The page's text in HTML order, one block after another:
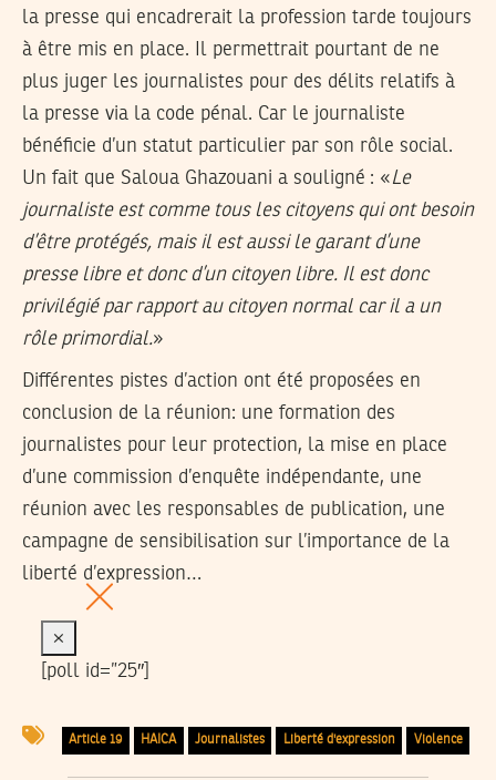
la presse qui encadrerait la profession tarde toujours
à être mis en place. Il permettrait pourtant de ne
plus juger les journalistes pour des délits relatifs à
la presse via la code pénal. Car le journaliste
bénéficie d’un statut particulier par son rôle social.
Un fait que Saloua Ghazouani a souligné : «Le
journaliste est comme tous les citoyens qui ont besoin
d’être protégés, mais il est aussi le garant d’une
presse libre et donc d’un citoyen libre. Il est donc
privilégié par rapport au citoyen normal car il a un
rôle primordial.»
Différentes pistes d’action ont été proposées en
conclusion de la réunion: une formation des
journalistes pour leur protection, la mise en place
d’une commission d’enquête indépendante, une
réunion avec les responsables de publication, une
campagne de sensibilisation sur l’importance de la
liberté d’expression…
×
[poll id=”25″]
Article 19 HAICA Journalistes Liberté d'expression Violence